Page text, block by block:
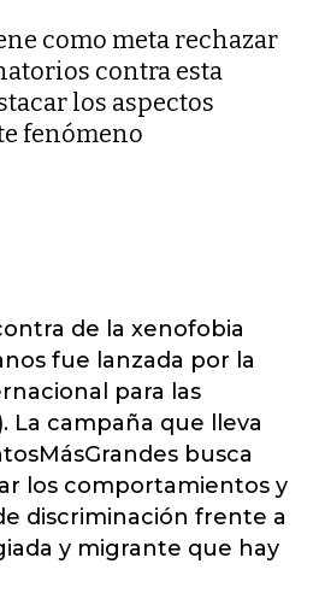
como meta rechazar
contra esta
los aspectos
fenómeno
de la xenofobia
fue lanzada por la
para las
La campaña que lleva
busca
los comportamientos y
discriminación frente a
y migrante que hay